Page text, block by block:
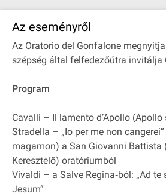
Az eseményről
Az Oratorio del Gonfalone
szépség által felfedezőútra invitálja
Program
Cavalli – Il lamento d’Apollo
Stradella – „Io per me non
magamon) a San Giovanni Battista
Keresztelő) oratóriumból
Vivaldi – a Salve Regina‐ból: „Ad te
Jesum”